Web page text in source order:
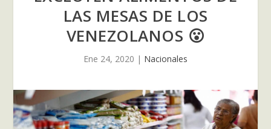
LAS MESAS DE LOS
VENEZOLANOS 😮
Ene 24, 2020 | Nacionales